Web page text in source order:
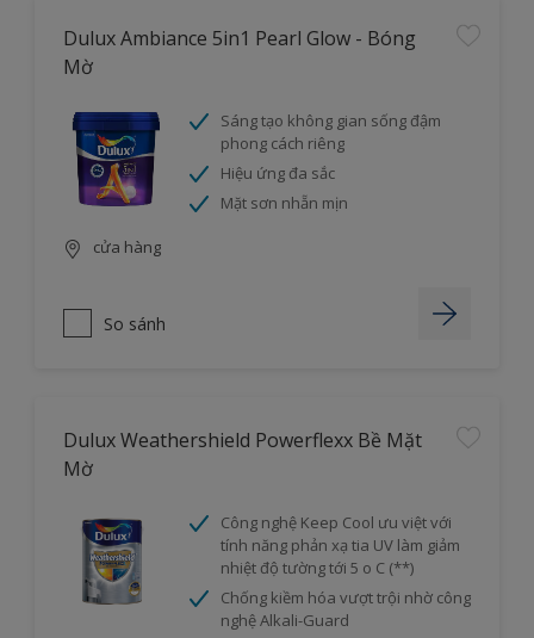
Dulux Ambiance 5in1 Pearl Glow - Bóng
Mờ
Sáng tạo không gian sống đậm
phong cách riêng
Hiệu ứng đa sắc
Mặt sơn nhẵn mịn
cửa hàng
So sánh
Dulux Weathershield Powerflexx Bề Mặt
Mờ
Công nghệ Keep Cool ưu việt với
tính năng phản xạ tia UV làm giảm
nhiệt độ tường tới 5 o C (**)
Chống kiềm hóa vượt trội nhờ công
nghệ Alkali-Guard